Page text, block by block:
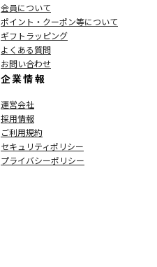
会員について
ポイント・クーポン等について
ギフトラッピング
よくある質問
お問い合わせ
企業情報
運営会社
採用情報
ご利用規約
セキュリティポリシー
プライバシーポリシー